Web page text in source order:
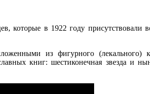
которые в 1922 году присутствовали
из фигурного (лекального)
книг: шестиконечная звезда и